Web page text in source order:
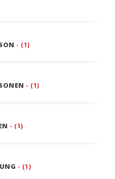
- (1)
- (1)
- (1)
- (1)